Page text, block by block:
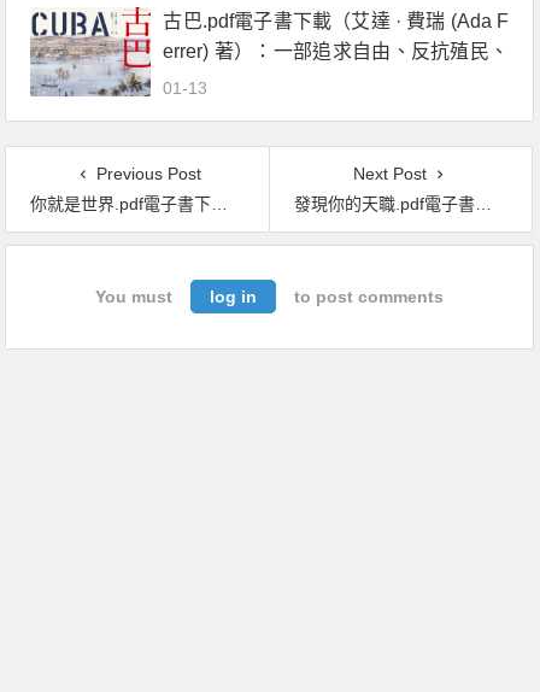
古巴.pdf電子書下載（艾達 · 費瑞 (Ada F
errer) 著）：一部追求自由、反抗殖民、
與美國交織的史詩
01-13
Previous Post
你就是世界.pdf電子書下載（克裏希那穆提 著）：克裏希那穆提90篇經典對話錄
Next Post
發現你的天職.pdf電子書下載（八木仁平 著）：三大步驟，讓你選系、就業、轉職或創業不再迷惘
You must log in to post comments